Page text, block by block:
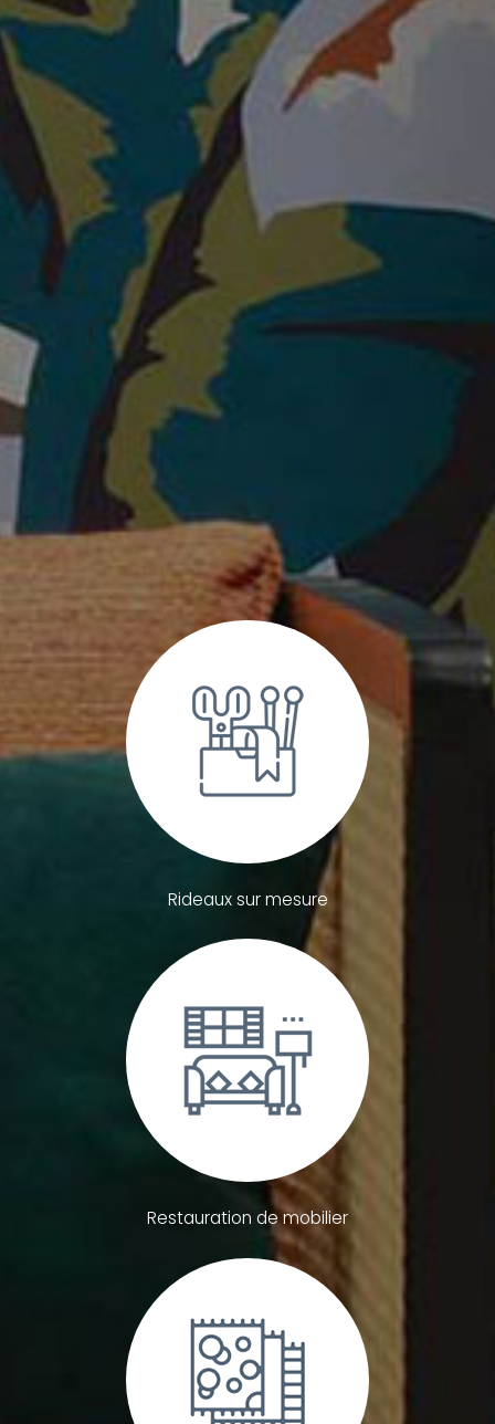
Rideaux sur mesure
Restauration de mobilier